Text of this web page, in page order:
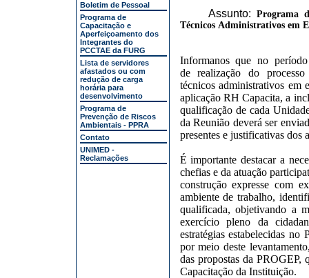
Boletim de Pessoal
Programa de
Capacitação e
Aperfeiçoamento dos
Integrantes do
PCCTAE da FURG
Lista de servidores
afastados ou com
redução de carga
horária para
desenvolvimento
Programa de
Prevenção de Riscos
Ambientais - PPRA
Contato
UNIMED -
Reclamações
Assunto: Programa
Técnicos Administrativos em
Informanos que no
de realização do
técnicos administrativos em
aplicação RH Capacita, a
qualificação de cada
da Reunião deverá ser
presentes e justificativas dos
É importante destacar a
chefias e da atuação
construção expresse com
ambiente de trabalho,
qualificada, objetivando a
exercício pleno da
estratégias estabelecidas
por meio deste
das propostas da PROGEP,
Capacitação da Instituição.